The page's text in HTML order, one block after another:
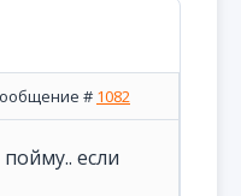
# 1082
если